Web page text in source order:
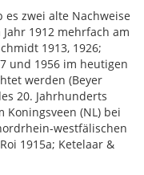
zwei alte Nachweise
1912 mehrfach am
1913, 1926;
und 1956 im heutigen
werden (Beyer
20. Jahrhunderts
(NL) bei
westfälischen
1915a; Ketelaar &